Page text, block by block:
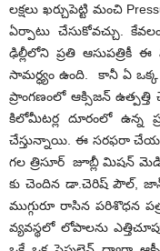
లక్షలు ఖర్చుపెట్టి మంచి
ఏర్పాటు చేసుకోవచ్చు.
ఢిల్లీలోని ప్రతి ఆసుపత్రికీ
సామర్ధ్యం ఉంది. కానీ ఏ
ప్రాంగణంలో ఆక్సిజన్
కిలోమీటర్ల దూరంలో ఉన్న
చేస్తున్నాయి. ఈ సరఫరా
గల త్రిసూర్ జూబ్లీ మిషన్
కు చెందిన డా.చెరిష్ పౌల్,
ముగ్గురూ రాసిన పరిశొధన
వ్యవస్థలో లోపాలను